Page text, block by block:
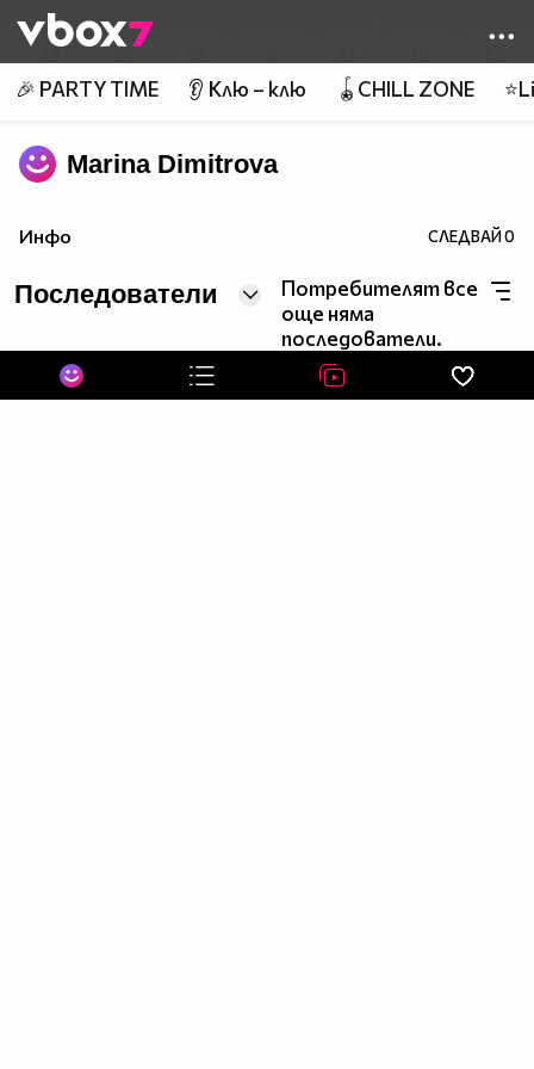
👾
🎉 PARTY TIME 👂 Клю – клю 🪀CHILL ZONE
Marina Dimitrova
Инфо СЛЕДВАЙ0
Последователи
Потребителят все
още няма
последователи.